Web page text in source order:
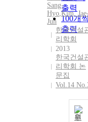
출력
100개
출력
Sang-
Hyo,Kim,
Jun
한국건설
리학회
2013
한국건설
리학회 논
문집
Vol.14
원